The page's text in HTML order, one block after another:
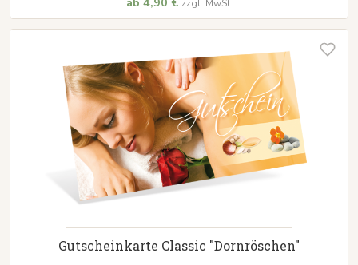
zzgl. MwSt.
Gutscheinkarte Classic "Dornröschen"